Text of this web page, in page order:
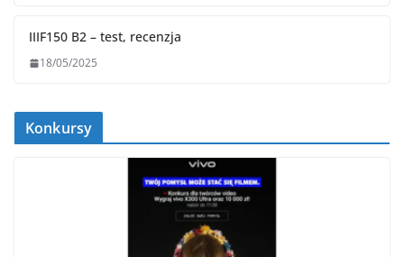
IIIF150 B2 – test, recenzja
18/05/2025
Konkursy